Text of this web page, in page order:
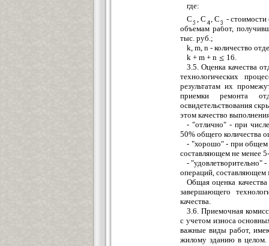
где:
С , C , С
-
объемам работ,
тыс. руб.;
k, m, n - количество
k + m + n
16.
3.5. Оценка качества
технологических
результатам их
приемки ремонта
освидетельствования
этом качество
- "отлично" - при
50% общего количества
- "хорошо" - при общем
составляющем не менее
- "удовлетворительно"
операций, составляющем
Общая оценка
завершающего
качества.
3.6. Приемочная
с учетом износа
важные виды работ,
жилому зданию в целом.